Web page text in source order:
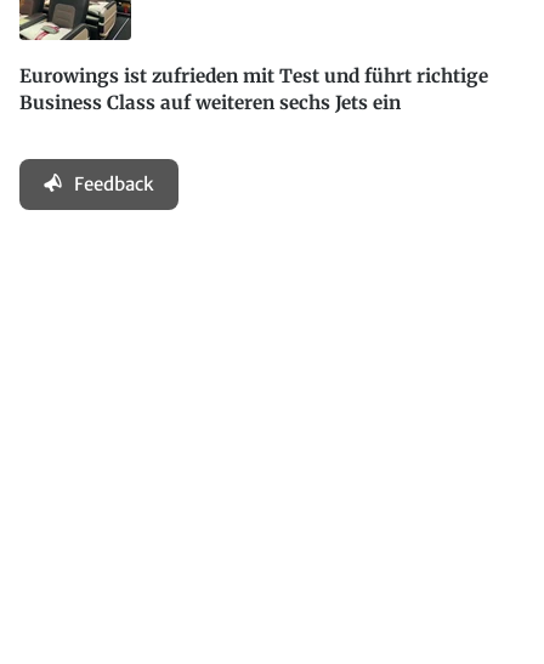
Eurowings ist zufrieden mit Test und führt richtige
Business Class auf weiteren sechs Jets ein
Feedback